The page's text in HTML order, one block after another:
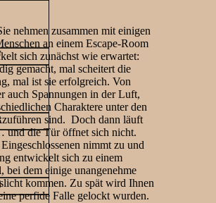
nehmen zusammen mit einigen
an einem Escape-Room
sich zunächst wie erwartet:
gemacht, mal scheitert die
mal ist sie erfolgreich. Von
auch Spannungen in der Luft,
Charaktere unter den
sind. Doch dann läuft
und die Tür öffnet sich nicht.
nimmt zu und
entwickelt sich zu einem
bei dem einige unangenehme
kommen. Zu spät wird Ihnen
perfide Falle gelockt wurden.